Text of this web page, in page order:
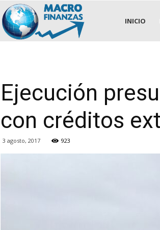
.::MACROFINANZAS::.
INICIO
Ejecución
con créditos
3 agosto, 2017 923